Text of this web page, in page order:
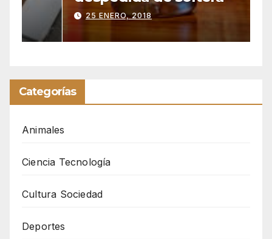
25 ENERO, 2018
Categorías
Animales
Ciencia Tecnología
Cultura Sociedad
Deportes